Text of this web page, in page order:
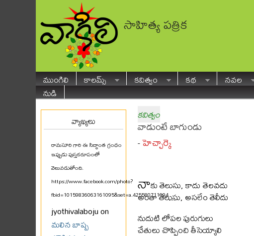
సాహిత్య పత్రిక
ముంగిలి కాలమ్స్ కవిత్వం కథ నవల
నుడి
వ్యాఖ్యలు
రామసూరి గారి ఈ సిద్ధాంత గ్రంథం
ఇప్పుడు పుస్తకరూపంలో
వెలువడుతోంది.
https://www.facebook.com/photo?
fbid=10159836063161095&set=a.425580711094...
jyothivalaboju on
మలిన బాష్ప
కవిత్వం
వాడుంటే బాగుండు
-హెచ్చార్కె
నాకు తెలుసు, కాదు తెలవదు
అంతా తెలుసు, అసలేం తెలీదు
నుదుటి లోపల పురుగులు
చేతులు చొప్పించి తీసెయ్యాలి